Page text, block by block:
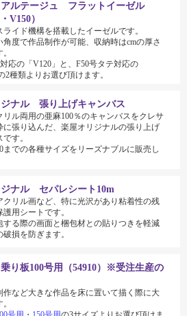
ルテージュ フラットイーゼル
V150）
ライド機構を搭載したイーゼルです。
角度で作品制作が可能、収納時はcmの厚さ
応の「V120」と、F50号タテ対応の
2種類よりお選び頂けます。
ナル 張り上げキャンバス
リル両用の亜麻100％のキャンバスをクレサ
に張り込んだ、楽屋オリジナルの張り上げ
す。
までの各種サイズをリーズナブルに販売し
ジナル セパレシート10m
クリル画など、特に光沢があり粘着性の残
用シートです。
する際の画面と梱包材との貼りつきを軽減
破損を防ぎます。
り板100号用（54910）※受注生産の
作など大きな作品を床に置いて描く際に大